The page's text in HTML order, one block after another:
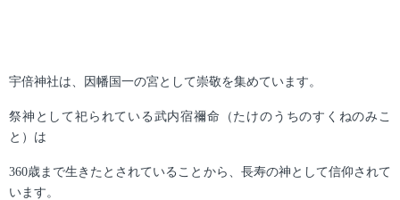
宇倍神社は、因幡国一の宮として崇敬を集めています。
祭神として祀られている武内宿禰命（たけのうちのすくねのみこ
と）は
360歳まで生きたとされていることから、長寿の神として信仰されて
います。